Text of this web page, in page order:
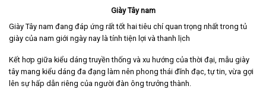
Giày Tây nam
Giày Tây nam đang đáp ứng rất tốt hai tiêu chí quan trọng nhất trong tủ
giày của nam giới ngày nay là tính tiện lợi và thanh lịch
Kết hơp giữa kiểu dáng truyền thống và xu hướng của thời đại, mẫu giày
tây mang kiểu dáng đa đạng làm nên phong thái đĩnh đạc, tự tin, vừa gợi
lên sự hấp dẫn riêng của người đàn ông trưởng thành.